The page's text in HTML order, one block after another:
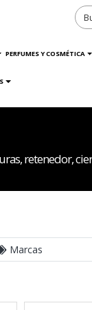
PERFUMES Y COSMÉTICA
retenedor,
Marcas